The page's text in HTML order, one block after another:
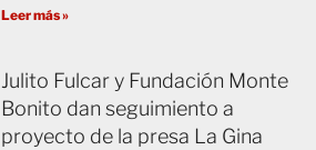
Leer más »
Julito Fulcar y Fundación Monte
Bonito dan seguimiento a
proyecto de la presa La Gina